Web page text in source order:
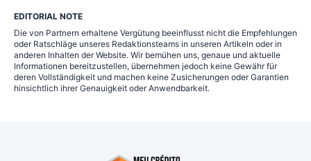
EDITORIAL NOTE
Die von Partnern erhaltene Vergütung beeinflusst nicht die Empfehlungen
oder Ratschläge unseres Redaktionsteams in unseren Artikeln oder in
anderen Inhalten der Website. Wir bemühen uns, genaue und aktuelle
Informationen bereitzustellen, übernehmen jedoch keine Gewähr für
deren Vollständigkeit und machen keine Zusicherungen oder Garantien
hinsichtlich ihrer Genauigkeit oder Anwendbarkeit.